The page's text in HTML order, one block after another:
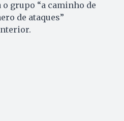
grupo “a caminho de
de ataques”